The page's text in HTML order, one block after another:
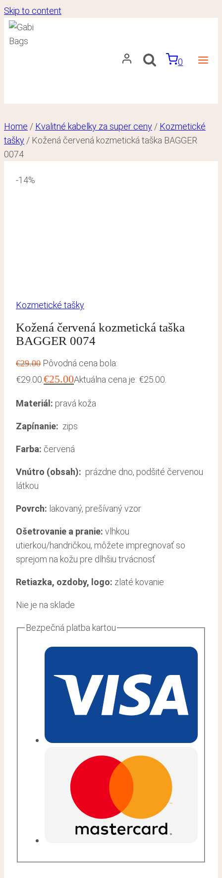
Skip to content
0
Home / Kvalitné kabelky za super ceny / Kozmetické
tašky / Kožená červená kozmetická taška BAGGER
0074
-14%
Kozmetické tašky
Kožená červená kozmetická taška
BAGGER 0074
€29.00 Pôvodná cena bola:
€29.00.€25.00Aktuálna cena je: €25.00.
Materiál: pravá koža
Zapínanie: zips
Farba: červená
Vnútro (obsah): prázdne dno, podšité červenou
látkou
Povrch: lakovaný, prešívaný vzor
Ošetrovanie a pranie: vlhkou
utierkou/handričkou, môžete impregnovať so
sprejom na kožu pre dlhšiu trvácnosť
Retiazka, ozdoby, logo: zlaté kovanie
Nie je na sklade
Bezpečná platba kartou